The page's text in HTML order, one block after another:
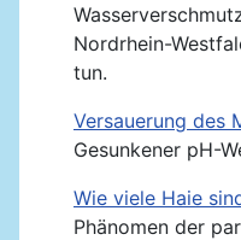
Nordrhein-
tun.
Versauerung des
Gesunkener pH-
Wie viele Haie
Phänomen der